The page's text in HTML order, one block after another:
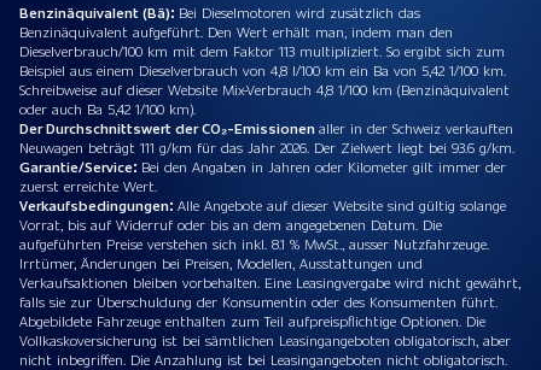
Benzinäquivalent (Bä): Bei Dieselmotoren wird zusätzlich das
Benzinäquivalent aufgeführt. Den Wert erhält man, indem man den
Dieselverbrauch/100 km mit dem Faktor 113 multipliziert. So ergibt sich zum
Beispiel aus einem Dieselverbrauch von 4,8 l/100 km ein Ba von 5,42 1/100 km.
Schreibweise auf dieser Website Mix-Verbrauch 4,8 1/100 km (Benzinäquivalent
oder auch Ba 5,42 1/100 km).
Der Durchschnittswert der CO₂-Emissionenaller in der Schweiz verkauften
Neuwagen beträgt 111 g/km für das Jahr 2026. Der Zielwert liegt bei 93.6 g/km.
Garantie/Service: Bei den Angaben in Jahren oder Kilometer gilt immer der
zuerst erreichte Wert.
Verkaufsbedingungen: Alle Angebote auf dieser Website sind gültig solange
Vorrat, bis auf Widerruf oder bis an dem angegebenen Datum. Die
aufgeführten Preise verstehen sich inkl. 8.1 % MwSt., ausser Nutzfahrzeuge.
Irrtümer, Änderungen bei Preisen, Modellen, Ausstattungen und
Verkaufsaktionen bleiben vorbehalten. Eine Leasingvergabe wird nicht gewährt,
falls sie zur Überschuldung der Konsumentin oder des Konsumenten führt.
Abgebildete Fahrzeuge enthalten zum Teil aufpreispflichtige Optionen. Die
Vollkaskoversicherung ist bei sämtlichen Leasingangeboten obligatorisch, aber
nicht inbegriffen. Die Anzahlung ist bei Leasingangeboten nicht obligatorisch.